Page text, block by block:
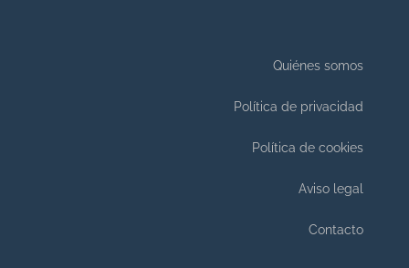
Quiénes somos
Política de privacidad
Política de cookies
Aviso legal
Contacto